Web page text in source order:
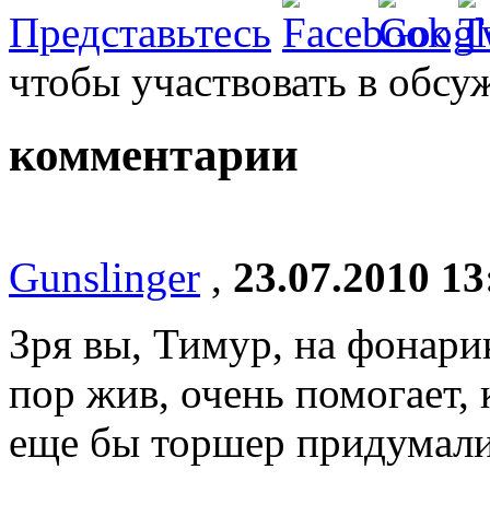
Представьтесь
чтобы участвовать в
комментарии
Gunslinger , 23.07.2010
Зря вы, Тимур, на
пор жив, очень помогает,
еще бы торшер